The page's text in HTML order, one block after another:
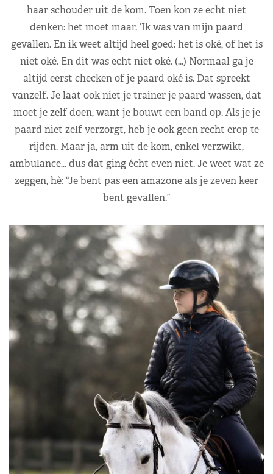
haar schouder uit de kom. Toen kon ze echt niet
denken: het moet maar. ‘Ik was van mijn paard
gevallen. En ik weet altijd heel goed: het is oké, of het is
niet oké. En dit was echt niet oké. (…) Normaal ga je
altijd eerst checken of je paard oké is. Dat spreekt
vanzelf. Je laat ook niet je trainer je paard wassen, dat
moet je zelf doen, want je bouwt een band op. Als je je
paard niet zelf verzorgt, heb je ook geen recht erop te
rijden. Maar ja, arm uit de kom, enkel verzwikt,
ambulance… dus dat ging écht even niet. Je weet wat ze
zeggen, hè: “Je bent pas een amazone als je zeven keer
bent gevallen.”